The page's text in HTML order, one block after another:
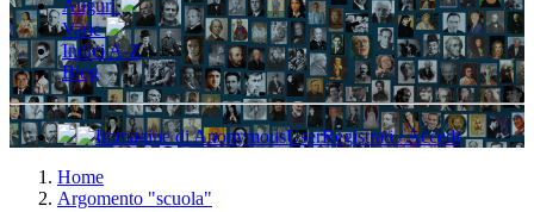
Auguri
Varie
Indici A-Z
Blog
Registrati / Accedi
Home
Argomento "scuola"